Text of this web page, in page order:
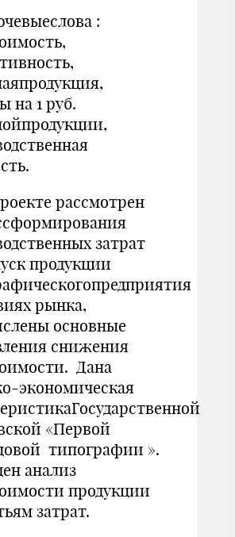
:
на 1 руб.
рассмотрен
затрат
продукции
рынка,
основные
снижения
Дана
экономическая
«Первой
типографии ».
анализ
продукции
затрат.